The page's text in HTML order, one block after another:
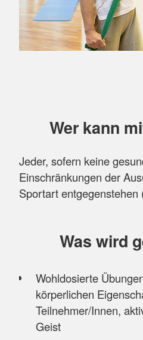
Wer kann
Jeder, sofern keine
Einschränkungen der
Sportart entgegenstehen
Was wird
Wohldosierte
körperlichen
Teilnehmer/Innen,
Geist